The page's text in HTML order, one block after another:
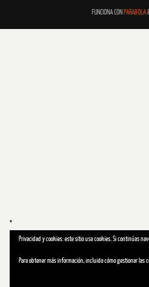
FUNCIONA CON PARABOLA
Privacidad y cookies: este sitio usa cookies. Si continúas
Para obtener más información, incluido cómo gestionar las